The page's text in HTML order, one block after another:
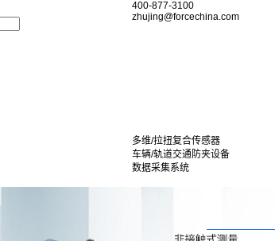
400-877-3100
zhujing@forcechina.com
多维/拉扭复合传感器
车辆/轨道交通防夹设备
数据采集系统